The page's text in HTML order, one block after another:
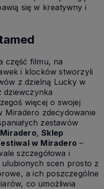
się w kreatywny i
część filmu, na
i klocków stworzyli
z dzielną Lucky w
dziewczynka
więcej o swojej
Miradero zdecydowanie
zestawów
,Sklep
w Miradero –
szczegółowa i
scen prosto z
a ich poszczególne
co umożliwia